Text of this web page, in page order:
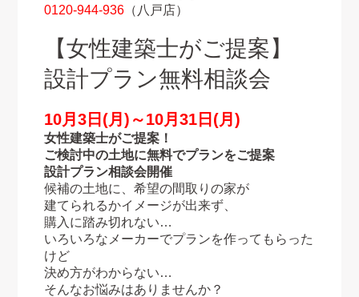
0120-944-936（八戸店）
【女性建築士がご提案】
設計プラン無料相談会
10月3日(月)～10月31日(月)
女性建築士がご提案！
ご検討中の土地に無料でプランをご提案
設計プラン相談会開催
候補の土地に、希望の間取りの家が
建てられるかイメージが出来ず、
購入に踏み切れない…
いろいろなメーカーでプランを作ってもらった
けど
決め方がわからない…
そんなお悩みはありませんか？